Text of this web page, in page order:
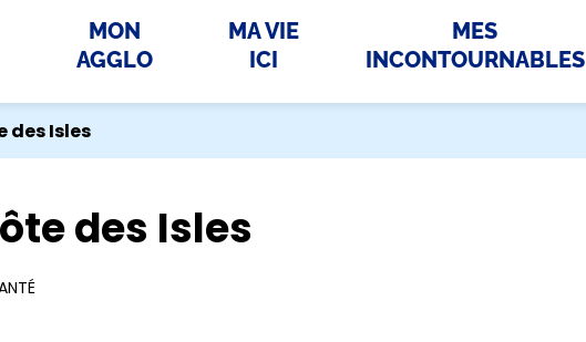
MON
AGGLO
MA VIE
ICI
MES
INCONTOURNABLES
des Isles
des Isles